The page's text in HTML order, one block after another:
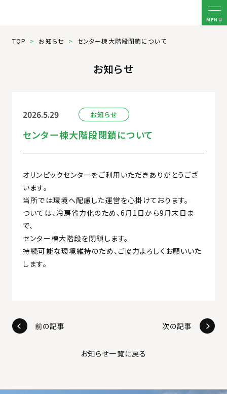
MENU
TOP お知らせ センター棟大階段閉鎖について
お知らせ
2026.5.29 お知らせ
センター棟大階段閉鎖について
オリンピックセンターをご利用いただきありがとうござ
います。
当所では環境へ配慮した運営を心掛けております。
ついては、冷房省力化のため、6月1日から9月末日ま
で、
センター棟大階段を閉鎖します。
持続可能な環境維持のため、ご協力よろしくお願いいた
します。
前の記事
お知らせ一覧に戻る
次の記事